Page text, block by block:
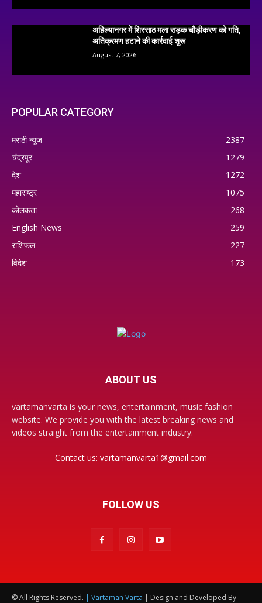
अहिल्यानगर में शिरसाठ मला सड़क चौड़ीकरण को गति,
अतिक्रमण हटाने की कार्रवाई शुरू
August 7, 2026
POPULAR CATEGORY
मराठी न्यूज़
2387
चंद्रपूर
1279
देश
1272
महाराष्ट्र
1075
कोलकता
268
English News
259
राशिफल
227
विदेश
173
ABOUT US
vartamanvarta is your news, entertainment, music fashion
website. We provide you with the latest breaking news and
videos straight from the entertainment industry.
Contact us: vartamanvarta1@gmail.com
FOLLOW US
© All Rights Reserved. | Vartaman Varta | Design and Developed By